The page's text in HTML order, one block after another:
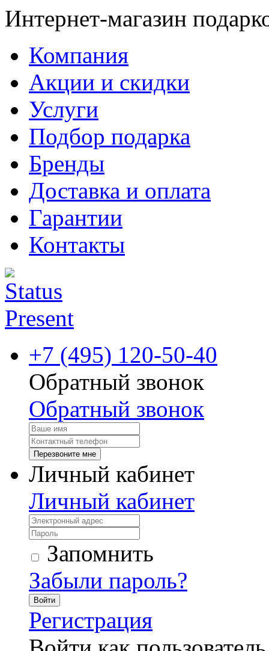
Интернет-магазин
Компания
Акции и скидки
Услуги
Подбор подарка
Бренды
Доставка и оплата
Гарантии
Контакты
+7 (495) 120-50-40
Обратный звонок
Обратный звонок
Перезвоните мне
Личный кабинет
Личный кабинет
Запомнить
Забыли пароль?
Войти
Регистрация